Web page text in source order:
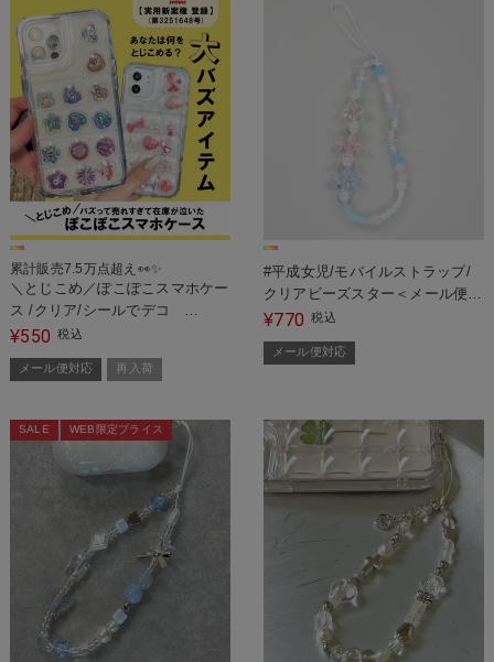
累計販売7.5万点超え👀✨
＼とじこめ／ぽこぽこスマホケー
ス /クリア/シールでデコ
【2025年6月9日：実用新案権 登
録第3251648号】＜メール便対応
＞
¥550 税込
メール便対応 再入荷
#平成女児/モバイルストラップ/
クリアビーズスター＜メール便対
応＞
¥770 税込
メール便対応
SALE WEB限定プライス